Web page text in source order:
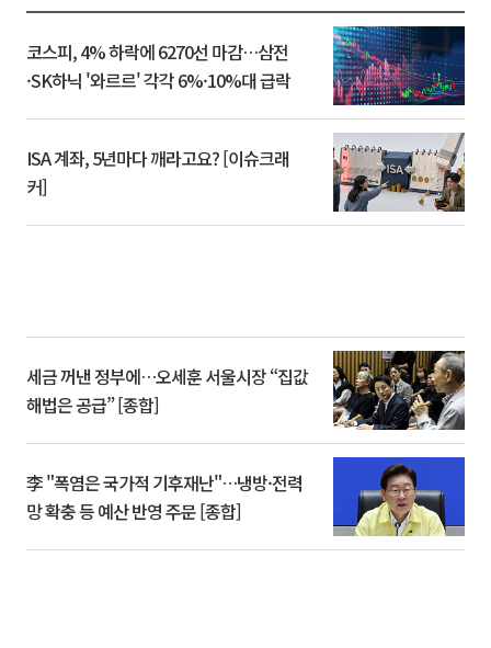
코스피, 4% 하락에 6270선 마감…삼전
·SK하닉 '와르르' 각각 6%·10%대 급락
ISA 계좌, 5년마다 깨라고요? [이슈크래
커]
세금 꺼낸 정부에…오세훈 서울시장 “집값
해법은 공급” [종합]
李 "폭염은 국가적 기후재난"…냉방·전력
망 확충 등 예산 반영 주문 [종합]